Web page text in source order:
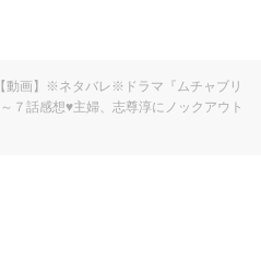
【動画】※ネタバレ※ドラマ『ムチャブリ
７話感想♥主婦、志尊淳にノックアウト